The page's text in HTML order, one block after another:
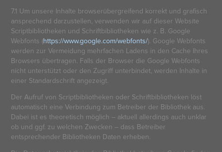
7.1 Um unsere Inhalte browserübergreifend korrekt und grafisch
ansprechend darzustellen, verwenden wir auf dieser Website
Scriptbibliotheken und Schriftbibliotheken wie z. B. Google
Webfonts (https://www.google.com/webfonts/). Google Webfonts
werden zur Vermeidung mehrfachen Ladens in den Cache Ihres
Browsers übertragen. Falls der Browser die Google Webfonts
nicht unterstützt oder den Zugriff unterbindet, werden Inhalte in
einer Standardschrift angezeigt.
Der Aufruf von Scriptbibliotheken oder Schriftbibliotheken löst
automatisch eine Verbindung zum Betreiber der Bibliothek aus.
Dabei ist es theoretisch möglich – aktuell allerdings auch unklar
ob und ggf. zu welchen Zwecken – dass Betreiber
entsprechender Bibliotheken Daten erheben.